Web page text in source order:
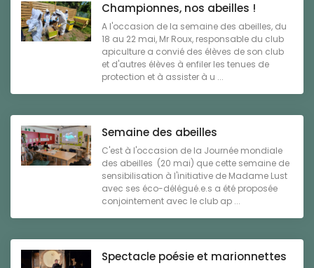
Championnes, nos abeilles !
A l'occasion de la semaine des abeilles, du
18 au 22 mai, Mr Roux, responsable du club
apiculture a convié des élèves de son club
et d'autres élèves à enfiler les tenues de
protection et à assister à u ...
Semaine des abeilles
C'est à l'occasion de la Journée mondiale
des abeilles (20 mai) que cette semaine de
sensibilisation à l'initiative de Madame Lust
avec ses éco-délégué.e.s a été proposée
conjointement avec le club ap ...
Spectacle poésie et marionnettes